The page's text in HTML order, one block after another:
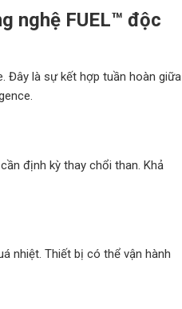
nghệ FUEL™ độc
Đây là sự kết hợp tuần hoàn giữa
định kỳ thay chổi than. Khả
nhiệt. Thiết bị có thể vận hành